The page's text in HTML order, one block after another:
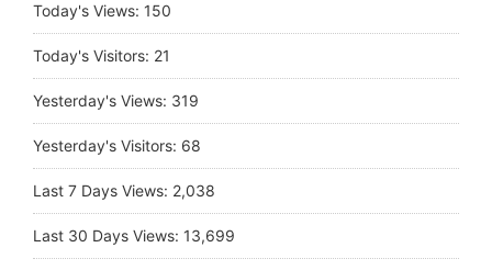
Today's Views: 150
Today's Visitors: 21
Yesterday's Views: 319
Yesterday's Visitors: 68
Last 7 Days Views: 2,038
Last 30 Days Views: 13,699